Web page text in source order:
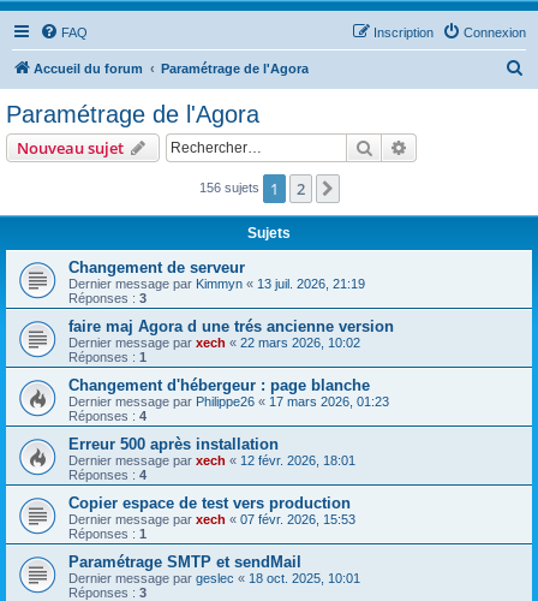
FAQ Connexion
Inscription
Accueil du forum Paramétrage de l'Agora
Paramétrage de l'Agora
Nouveau sujet Rechercher
156 sujets 1 2
Sujets
Changement de serveur
Dernier message par Kimmyn « 13 juil. 2026, 21:19
Réponses : 3
faire maj Agora d une trés ancienne version
Dernier message par xech « 22 mars 2026, 10:02
Réponses : 1
Changement d'hébergeur : page blanche
Dernier message par Philippe26 « 17 mars 2026, 01:23
Réponses : 4
Erreur 500 après installation
Dernier message par xech « 12 févr. 2026, 18:01
Réponses : 4
Copier espace de test vers production
Dernier message par xech « 07 févr. 2026, 15:53
Réponses : 1
Paramétrage SMTP et sendMail
Dernier message par geslec « 18 oct. 2025, 10:01
Réponses : 3